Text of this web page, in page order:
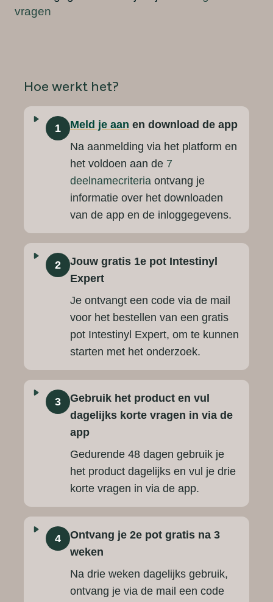
vragen
Hoe werkt het?
1 Meld je aan en download de app
Na aanmelding via het platform en
het voldoen aan de 7
deelnamecriteria ontvang je
informatie over het downloaden
van de app en de inloggegevens.
2
Jouw gratis 1e pot Intestinyl
Expert
Je ontvangt een code via de mail
voor het bestellen van een gratis
pot Intestinyl Expert, om te kunnen
starten met het onderzoek.
3
Gebruik het product en vul
dagelijks korte vragen in via de
app
Gedurende 48 dagen gebruik je
het product dagelijks en vul je drie
korte vragen in via de app.
4
Ontvang je 2e pot gratis na 3
weken
Na drie weken dagelijks gebruik,
ontvang je via de mail een code